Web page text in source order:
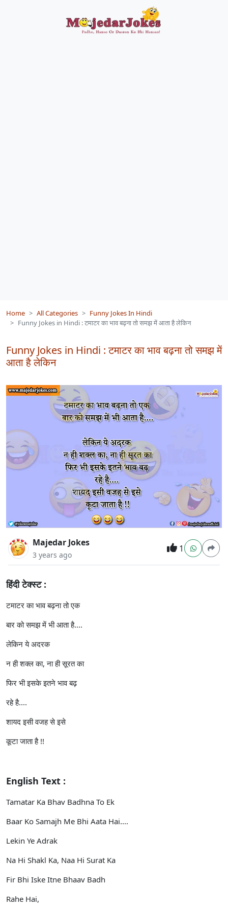
Home All Categories
Funny Jokes In Hindi
Funny Jokes in Hindi : टमाटर का भाव बढ़ना तो समझ में आता है लेकिन
Funny Jokes in Hindi : टमाटर का भाव बढ़ना तो समझ में
आता है लेकिन
Majedar Jokes
3 years ago
1
हिंदी टेक्स्ट :
टमाटर का भाव बढ़ना तो एक
बार को समझ में भी आता है....
लेकिन ये अदरक
न ही शक्ल का, ना ही सूरत का
फिर भी इसके इतने भाव बढ़
रहे है....
शायद इसी वजह से इसे
कूटा जाता है !!
English Text :
Tamatar Ka Bhav Badhna To Ek
Baar Ko Samajh Me Bhi Aata Hai....
Lekin Ye Adrak
Na Hi Shakl Ka, Naa Hi Surat Ka
Fir Bhi Iske Itne Bhaav Badh
Rahe Hai,